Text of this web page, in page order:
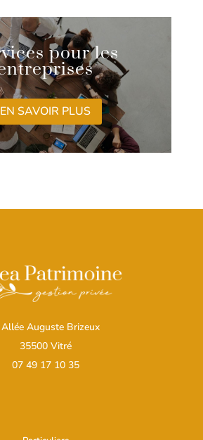
pour les
EN SAVOIR PLUS
Allée Auguste Brizeux
35500 Vitré
07 49 17 10 35